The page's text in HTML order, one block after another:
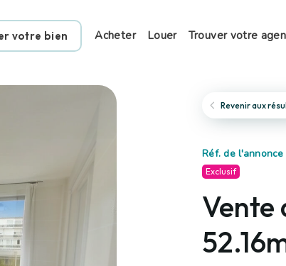
votre bien Acheter Louer Trouver votre
Revenir aux
Réf. de
Exclusif
Vente